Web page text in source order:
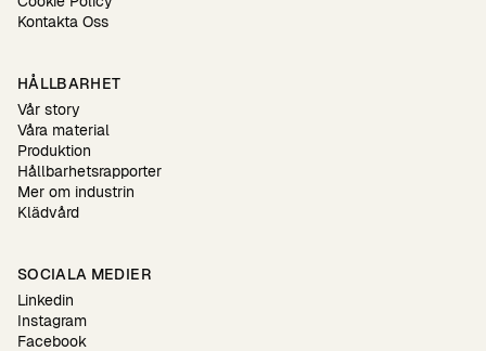
Kontakta Oss
HÅLLBARHET
Vår story
Våra material
Produktion
Hållbarhetsrapporter
Mer om industrin
Klädvård
SOCIALA MEDIER
Linkedin
Instagram
Facebook